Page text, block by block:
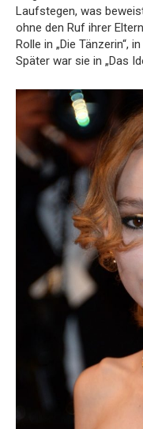
Laufstegen, was
ohne den Ruf ihrer
Rolle in „Die Tänzerin“,
Später war sie in „Das